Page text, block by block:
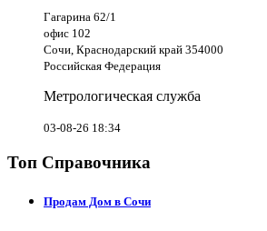
Гагарина 62/1
офис 102
Сочи, Краснодарский край 354000
Российская Федерация
Метрологическая служба
03-08-26 18:34
Топ Справочника
Продам Дом в Сочи